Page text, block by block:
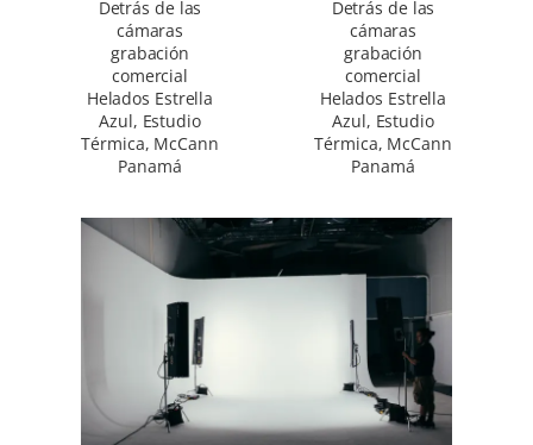
Detrás de las
cámaras
grabación
comercial
Helados Estrella
Azul, Estudio
Térmica, McCann
Panamá
Detrás de las
cámaras
grabación
comercial
Helados Estrella
Azul, Estudio
Térmica, McCann
Panamá